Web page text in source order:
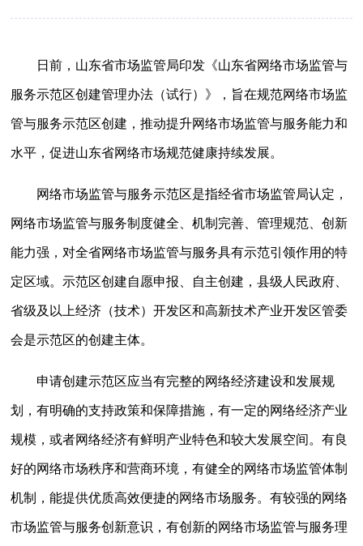
日前，山东省市场监管局印发《山东省网络市场监管与
服务示范区创建管理办法（试行）》，旨在规范网络市场监
管与服务示范区创建，推动提升网络市场监管与服务能力和
水平，促进山东省网络市场规范健康持续发展。
网络市场监管与服务示范区是指经省市场监管局认定，
网络市场监管与服务制度健全、机制完善、管理规范、创新
能力强，对全省网络市场监管与服务具有示范引领作用的特
定区域。示范区创建自愿申报、自主创建，县级人民政府、
省级及以上经济（技术）开发区和高新技术产业开发区管委
会是示范区的创建主体。
申请创建示范区应当有完整的网络经济建设和发展规
划，有明确的支持政策和保障措施，有一定的网络经济产业
规模，或者网络经济有鲜明产业特色和较大发展空间。有良
好的网络市场秩序和营商环境，有健全的网络市场监管体制
机制，能提供优质高效便捷的网络市场服务。有较强的网络
市场监管与服务创新意识，有创新的网络市场监管与服务理